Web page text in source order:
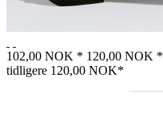
102,00 NOK * 120,00 NOK *
tidligere 120,00 NOK*